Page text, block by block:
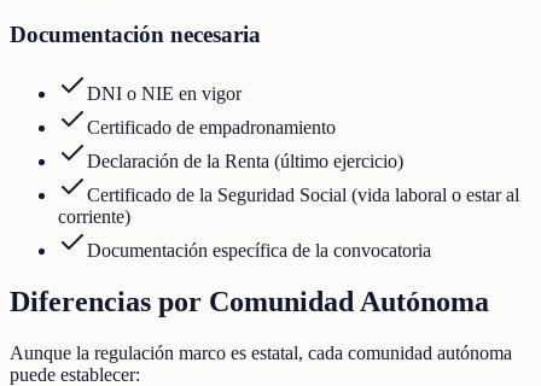
Documentación necesaria
DNI o NIE en vigor
Certificado de empadronamiento
Declaración de la Renta (último ejercicio)
Certificado de la Seguridad Social (vida laboral o estar al
corriente)
Documentación específica de la convocatoria
Diferencias por Comunidad Autónoma
Aunque la regulación marco es estatal, cada comunidad autónoma
puede establecer: